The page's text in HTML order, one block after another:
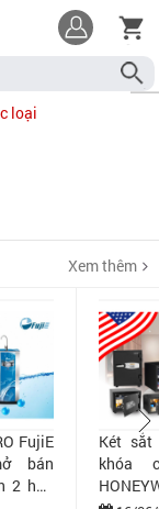
loại
Xem thêm
FujiE
bán
2 hấp
Két sắt
khóa